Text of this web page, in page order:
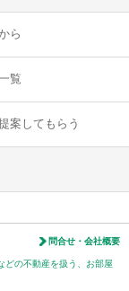
ら
覧
案してもらう
問合せ・会社概要
どの不動産を扱う、お部屋